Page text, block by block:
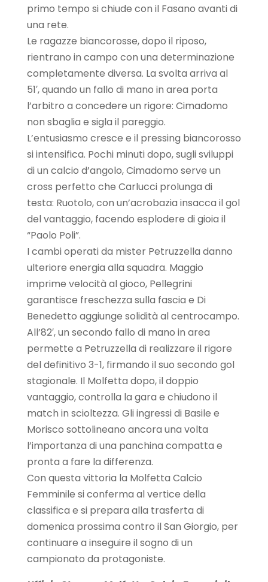
primo tempo si chiude con il Fasano avanti di
una rete.
Le ragazze biancorosse, dopo il riposo,
rientrano in campo con una determinazione
completamente diversa. La svolta arriva al
51′, quando un fallo di mano in area porta
l’arbitro a concedere un rigore: Cimadomo
non sbaglia e sigla il pareggio.
L’entusiasmo cresce e il pressing biancorosso
si intensifica. Pochi minuti dopo, sugli sviluppi
di un calcio d’angolo, Cimadomo serve un
cross perfetto che Carlucci prolunga di
testa: Ruotolo, con un’acrobazia insacca il gol
del vantaggio, facendo esplodere di gioia il
“Paolo Poli”.
I cambi operati da mister Petruzzella danno
ulteriore energia alla squadra. Maggio
imprime velocità al gioco, Pellegrini
garantisce freschezza sulla fascia e Di
Benedetto aggiunge solidità al centrocampo.
All’82′, un secondo fallo di mano in area
permette a Petruzzella di realizzare il rigore
del definitivo 3-1, firmando il suo secondo gol
stagionale. Il Molfetta dopo, il doppio
vantaggio, controlla la gara e chiudono il
match in scioltezza. Gli ingressi di Basile e
Morisco sottolineano ancora una volta
l’importanza di una panchina compatta e
pronta a fare la differenza.
Con questa vittoria la Molfetta Calcio
Femminile si conferma al vertice della
classifica e si prepara alla trasferta di
domenica prossima contro il San Giorgio, per
continuare a inseguire il sogno di un
campionato da protagoniste.